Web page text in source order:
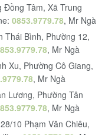
Tâm, Xã Trung
0853.9779.78, Mr Ngà
Thái Bình, Phường 12,
, Mr Ngà
Xu, Phường Cô Giang,
, Mr Ngà
Lương, Phường Tân
, Mr Ngà
10 Phạm Văn Chiêu,